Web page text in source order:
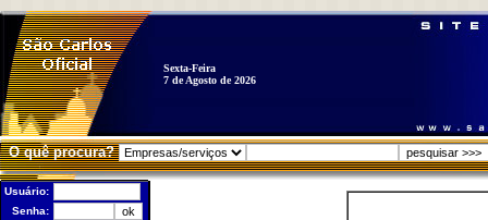
Sexta-Feira
7 de Agosto de 2026
O quê procura?
Usuário:
Senha: